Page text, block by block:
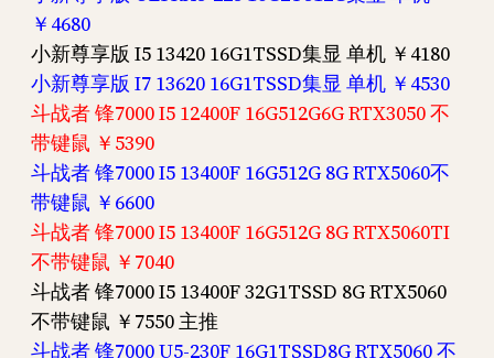
￥4680
小新尊享版 I5 13420 16G1TSSD集显 单机 ￥4180
小新尊享版 I7 13620 16G1TSSD集显 单机 ￥4530
斗战者 锋7000 I5 12400F 16G512G6G RTX3050 不
带键鼠 ￥5390
斗战者 锋7000 I5 13400F 16G512G 8G RTX5060不
带键鼠 ￥6600
斗战者 锋7000 I5 13400F 16G512G 8G RTX5060TI
不带键鼠 ￥7040
斗战者 锋7000 I5 13400F 32G1TSSD 8G RTX5060
不带键鼠 ￥7550 主推
斗战者 锋7000 U5-230F 16G1TSSD8G RTX5060 不